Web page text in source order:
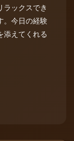
ラックスでき
。今日の経験
添えてくれる